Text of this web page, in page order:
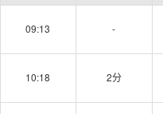
09:13 -
10:18 2分